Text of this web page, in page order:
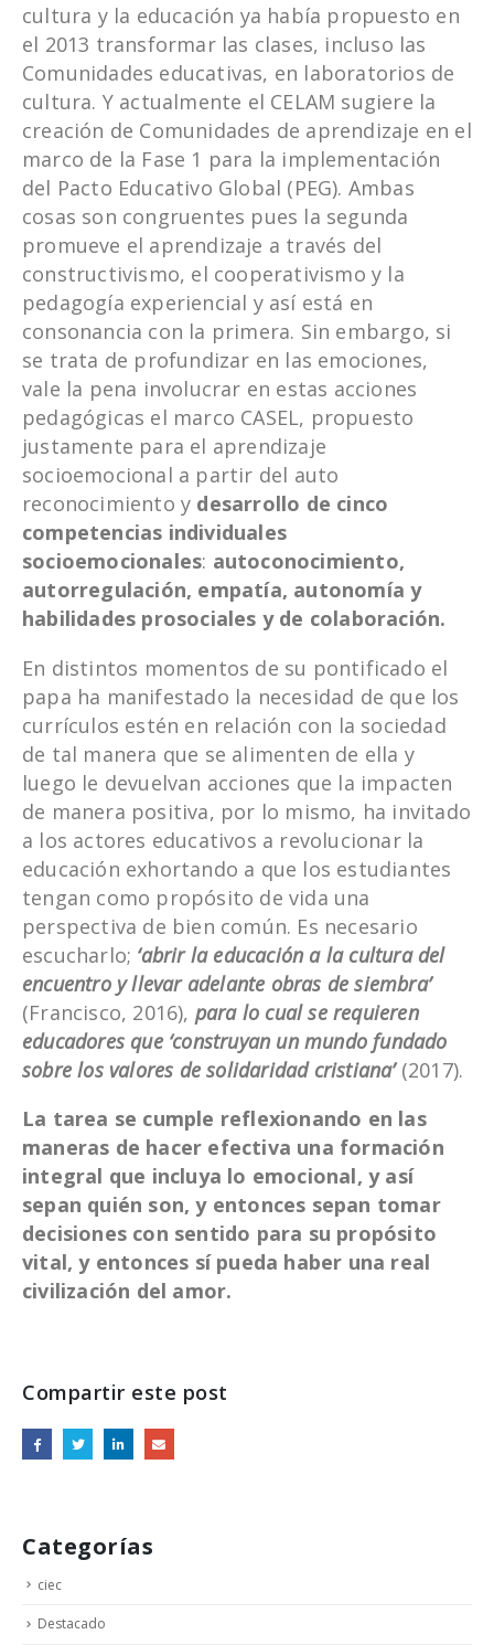
cultura y la educación ya había propuesto en
el 2013 transformar las clases, incluso las
Comunidades educativas, en laboratorios de
cultura. Y actualmente el CELAM sugiere la
creación de Comunidades de aprendizaje en el
marco de la Fase 1 para la implementación
del Pacto Educativo Global (PEG). Ambas
cosas son congruentes pues la segunda
promueve el aprendizaje a través del
constructivismo, el cooperativismo y la
pedagogía experiencial y así está en
consonancia con la primera. Sin embargo, si
se trata de profundizar en las emociones,
vale la pena involucrar en estas acciones
pedagógicas el marco CASEL, propuesto
justamente para el aprendizaje
socioemocional a partir del auto
reconocimiento y desarrollo de cinco
competencias individuales
socioemocionales: autoconocimiento,
autorregulación, empatía, autonomía y
habilidades prosociales y de colaboración.
En distintos momentos de su pontificado el
papa ha manifestado la necesidad de que los
currículos estén en relación con la sociedad
de tal manera que se alimenten de ella y
luego le devuelvan acciones que la impacten
de manera positiva, por lo mismo, ha invitado
a los actores educativos a revolucionar la
educación exhortando a que los estudiantes
tengan como propósito de vida una
perspectiva de bien común. Es necesario
escucharlo; ‘abrir la educación a la cultura del
encuentro y llevar adelante obras de siembra’
(Francisco, 2016), para lo cual se requieren
educadores que ‘construyan un mundo fundado
sobre los valores de solidaridad cristiana’(2017).
La tarea se cumple reflexionando en las
maneras de hacer efectiva una formación
integral que incluya lo emocional, y así
sepan quién son, y entonces sepan tomar
decisiones con sentido para su propósito
vital, y entonces sí pueda haber una real
civilización del amor.
Compartir este post
Categorías
ciec
Destacado